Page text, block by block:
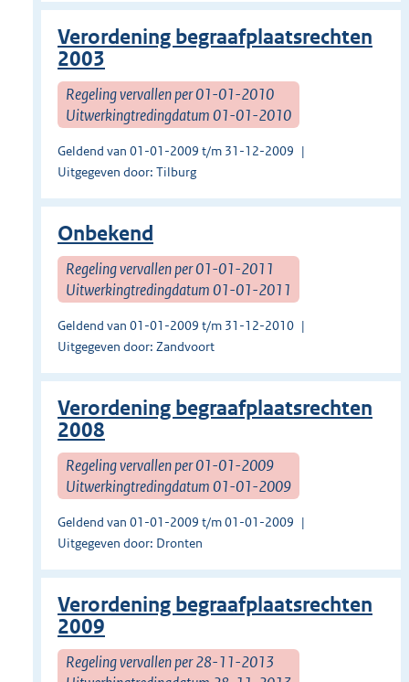
Verordening begraafplaatsrechten
2003
Regeling vervallen per 01-01-2010
Uitwerkingtredingdatum 01-01-2010
Geldend van 01-01-2009 t/m 31-12-2009
Uitgegeven door: Tilburg
Onbekend
Regeling vervallen per 01-01-2011
Uitwerkingtredingdatum 01-01-2011
Geldend van 01-01-2009 t/m 31-12-2010
Uitgegeven door: Zandvoort
Verordening begraafplaatsrechten
2008
Regeling vervallen per 01-01-2009
Uitwerkingtredingdatum 01-01-2009
Geldend van 01-01-2009 t/m 01-01-2009
Uitgegeven door: Dronten
Verordening begraafplaatsrechten
2009
Regeling vervallen per 28-11-2013